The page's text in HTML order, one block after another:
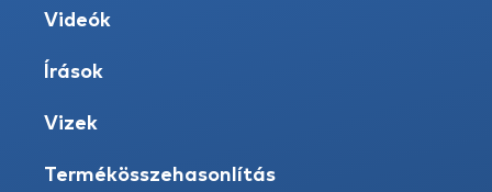
Videók
Írások
Vizek
Termékösszehasonlítás